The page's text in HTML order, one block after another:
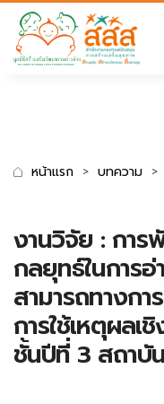
มาตรฐานการเข้าถึงเว็บ
หน้าแรก บทความ
งานวิจัย : การ
กลยุทธ์ในการ
สามารถทางก
การใช้เหตุผล
ชั้นปีที่ 3 สถาบั